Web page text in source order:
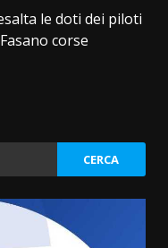
le doti dei piloti
corse